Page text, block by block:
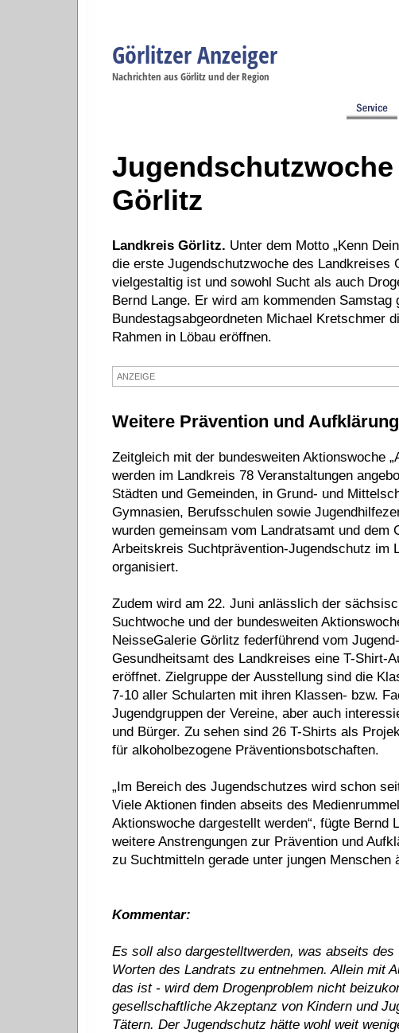
Görlitzer Anzeiger
Nachrichten aus Görlitz und der Region
Görlitz
Landkreis Görlitz. Unter dem Motto „Kenn
die erste Jugendschutzwoche des Landkreises
vielgestaltig ist und sowohl Sucht als auch
Bernd Lange. Er wird am kommenden Samstag
Bundestagsabgeordneten Michael Kretschmer
Rahmen in Löbau eröffnen.
ANZEIGE
Weitere Prävention und
Zeitgleich mit der bundesweiten Aktionswoche
werden im Landkreis 78 Veranstaltungen
Städten und Gemeinden, in Grund- und
Gymnasien, Berufsschulen sowie
wurden gemeinsam vom Landratsamt und dem
Arbeitskreis Suchtprävention-Jugendschutz im
organisiert.
Zudem wird am 22. Juni anlässlich der
Suchtwoche und der bundesweiten
NeisseGalerie Görlitz federführend vom
Gesundheitsamt des Landkreises eine T-Shirt-
eröffnet. Zielgruppe der Ausstellung sind die
7-10 aller Schularten mit ihren Klassen- bzw.
Jugendgruppen der Vereine, aber auch
und Bürger. Zu sehen sind 26 T-Shirts als
für alkoholbezogene Präventionsbotschaften.
„Im Bereich des Jugendschutzes wird schon
Viele Aktionen finden abseits des
Aktionswoche dargestellt werden“, fügte Bernd
weitere Anstrengungen zur Prävention und
zu Suchtmitteln gerade unter jungen Menschen
Kommentar:
Es soll also dargestelltwerden, was abseits
Worten des Landrats zu entnehmen. Allein mit
das ist - wird dem Drogenproblem nicht
gesellschaftliche Akzeptanz von Kindern und
Tätern. Der Jugendschutz hätte wohl weit